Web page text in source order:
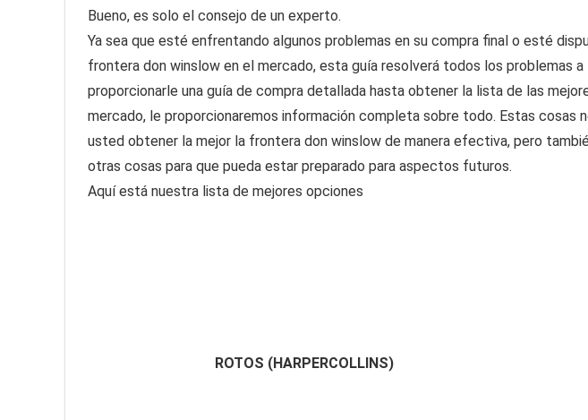
Bueno, es solo el consejo de un experto.
Ya sea que esté enfrentando algunos problemas en su compra final o esté
frontera don winslow en el mercado, esta guía resolverá todos los problemas
proporcionarle una guía de compra detallada hasta obtener la lista de las
mercado, le proporcionaremos información completa sobre todo. Estas cosas
usted obtener la mejor la frontera don winslow de manera efectiva, pero
otras cosas para que pueda estar preparado para aspectos futuros.
Aquí está nuestra lista de mejores opciones
ROTOS (HARPERCOLLINS)